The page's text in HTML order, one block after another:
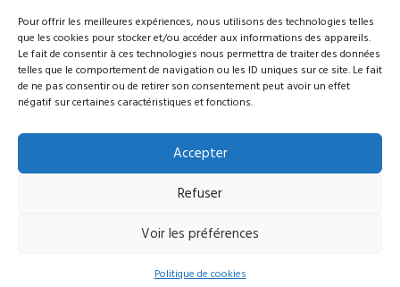
Pour offrir les meilleures expériences, nous utilisons des technologies telles
que les cookies pour stocker et/ou accéder aux informations des appareils.
Le fait de consentir à ces technologies nous permettra de traiter des données
telles que le comportement de navigation ou les ID uniques sur ce site. Le fait
de ne pas consentir ou de retirer son consentement peut avoir un effet
négatif sur certaines caractéristiques et fonctions.
Accepter
Refuser
Voir les préférences
Politique de cookies
Nos coordonnées
4 avenue Emmanuel D'Alzon
30120 Le Vigan
04 27 50 17 50
contact@mes-scenes-de-stars.com